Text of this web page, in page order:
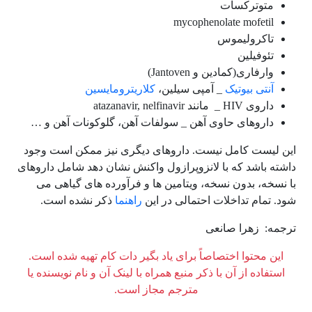
متوترکسات
mycophenolate mofetil
تاکرولیموس
تئوفیلین
وارفاری(کمادین و Jantoven)
آنتی بیوتیک _ آمپی سیلین، کلاریترومایسین
داروی HIV _ مانند atazanavir, nelfinavir
داروهای حاوی آهن _ سولفات آهن، گلوکونات آهن و …
این لیست کامل نیست. داروهای دیگری نیز ممکن است وجود
داشته باشد که با لانزوپرازول واکنش نشان دهد شامل داروهای
با نسخه، بدون نسخه، ویتامین ها و فرآورده های گیاهی می
شود. تمام تداخلات احتمالی در این راهنما ذکر نشده است.
ترجمه: زهرا صانعی
این محتوا اختصاصاً برای یاد بگیر دات کام تهیه شده است.
استفاده از آن با ذکر منبع همراه با لینک آن و نام نویسنده یا
مترجم مجاز است.